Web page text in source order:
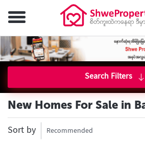
Search Filters
New Homes For Sale in
Sort by Recommended